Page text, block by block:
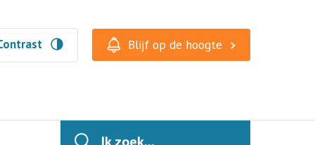
Blijf op de hoogte
Ik zoek...